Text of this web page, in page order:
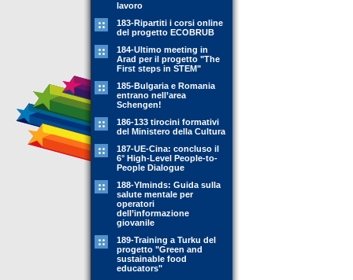
lavoro
183-Ripartiti i corsi online
del progetto ECOBRUB
184-Ultimo meeting in
Arad per il progetto "The
First steps in STEM"
185-Bulgaria e Romania
entrano nell’area
Schengen!
186-133 tirocini formativi
del Ministero della Cultura
187-UE-Cina: concluso il
6° High-Level People-to-
People Dialogue
188-YIminds: Guida sulla
salute mentale per
operatori
dell’informazione
giovanile
189-Training a Turku del
progetto "Green and
sustainable food
educators"